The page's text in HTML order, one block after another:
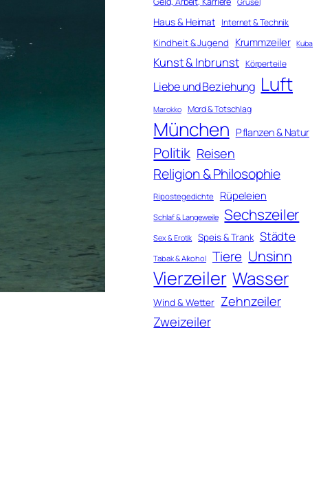
Haus & Heimat Internet & Technik
Kindheit & Jugend Krummzeiler Kuba
Kunst & Inbrunst Körperteile
Liebe und Beziehung Luft
Marokko Mord & Totschlag
München Pflanzen & Natur
Politik Reisen
Religion & Philosophie
Ripostegedichte Rüpeleien
Schlaf & Langeweile Sechszeiler
Sex & Erotik Speis & Trank Städte
Tabak & Alkohol Tiere Unsinn
Vierzeiler Wasser
Wind & Wetter Zehnzeiler
Zweizeiler